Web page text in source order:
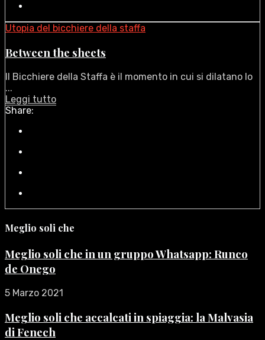
Utopia del bicchiere della staffa
Between the sheets
Il Bicchiere della Staffa è il momento in cui si dilatano lo
...
Leggi tutto
Share:
Meglio soli che
Meglio soli che in un gruppo Whatsapp: Runco
de Onego
5 Marzo 2021
Meglio soli che accalcati in spiaggia: la Malvasia
di Fenech